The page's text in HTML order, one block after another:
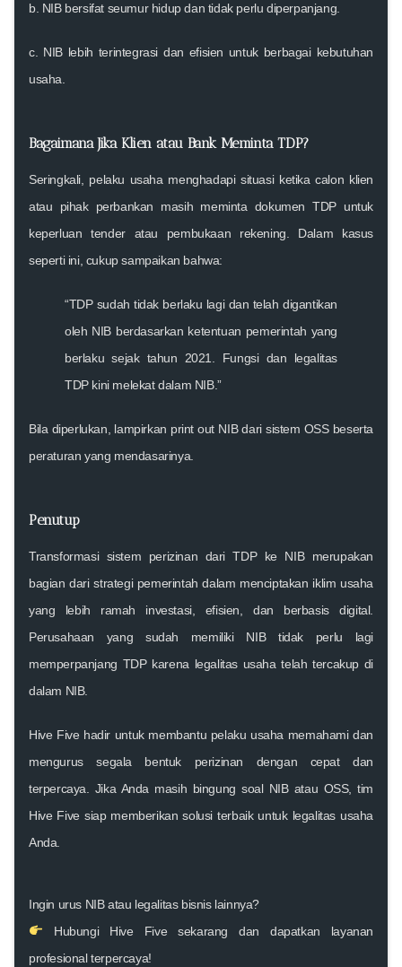
b. NIB bersifat seumur hidupdan tidak perlu diperpanjang
c. NIB lebih terintegrasi dan efisien untuk berbagai kebutuhan
usaha.
Bagaimana Jika Klien atau Bank Meminta TDP?
Seringkali, pelaku usaha menghadapi situasi ketika calon klien
atau pihak perbankan masih meminta dokumen TDP untuk
keperluan tender atau pembukaan rekening. Dalam kasus
seperti ini, cukup sampaikan bahwa:
“TDP sudah tidak berlaku lagi dan telah digantikan
oleh NIB berdasarkan ketentuan pemerintah yang
berlaku sejak tahun 2021. Fungsi dan legalitas
TDP kini melekat dalam NIB.”
Bila diperlukan, lampirkan print out NIBdari sistem OSS beserta
peraturan yang mendasarinya
Penutup
Transformasi sistem perizinan dari TDP ke NIB merupakan
bagian dari strategi pemerintah dalam menciptakan iklim usaha
yang lebih ramah investasi, efisien, dan berbasis digital.
Perusahaan yang sudah memiliki NIB tidak perlu lagi
memperpanjang TDP karena legalitas usaha telah tercakup di
dalam NIB.
Hive Five hadir untuk membantu pelaku usaha memahami dan
mengurus segala bentuk perizinan dengan cepat dan
terpercaya. Jika Anda masih bingung soal NIB atau OSS, tim
Hive Five siap memberikan solusi terbaik untuk legalitas usaha
Anda.
Ingin urus NIB atau legalitas bisnis lainnya?
Hubungi Hive Five sekarang dan dapatkan layanan
profesional terpercaya!